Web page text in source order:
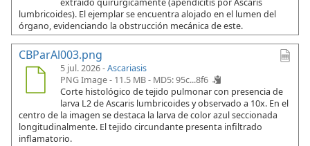
extraído quirúrgicamente (apendicitis por Ascaris
lumbricoides). El ejemplar se encuentra alojado en el lumen del
órgano, evidenciando la obstrucción mecánica de este.
CBParAl003.png
5 jul. 2026 -Ascariasis
PNG Image - 11.5 MB - MD5: 95c...8f6
Corte histológico de tejido pulmonar con presencia de
larva L2 de Ascaris lumbricoides y observado a 10x. En el
centro de la imagen se destaca la larva de color azul seccionada
longitudinalmente. El tejido circundante presenta infiltrado
inflamatorio.